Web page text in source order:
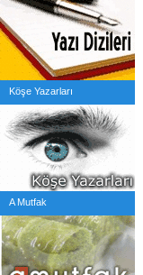
Köşe Yazarları
A Mutfak